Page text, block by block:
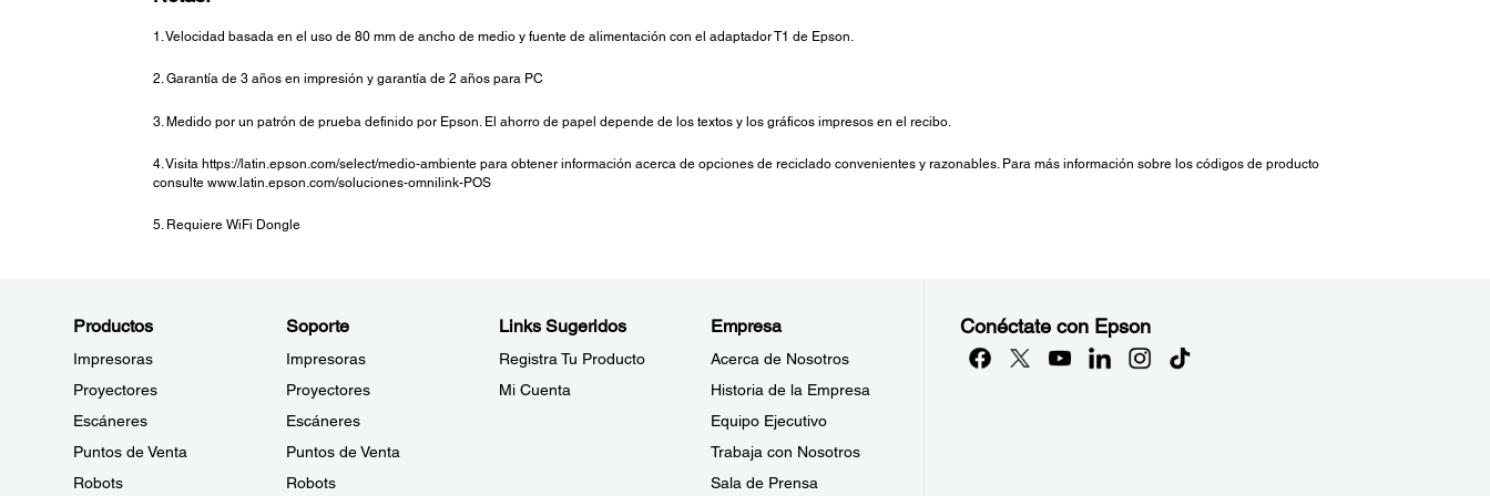
1. Velocidad basada en el uso de 80 mm de ancho de medio y fuente de alimentación con el adaptador T1 de Epson.
2. Garantía de 3 años en impresión y garantía de 2 años para PC
3. Medido por un patrón de prueba definido por Epson. El ahorro de papel depende de los textos y los gráficos impresos en el recibo.
4. Visita https://latin.epson.com/select/medio-ambiente para obtener información acerca de opciones de reciclado convenientes y razonables. Para más información sobre los códigos de producto
consulte www.latin.epson.com/soluciones-omnilink-POS
5. Requiere WiFi Dongle
Productos
Impresoras
Proyectores
Escáneres
Puntos de Venta
Robots
Soporte
Impresoras
Proyectores
Escáneres
Puntos de Venta
Robots
Links Sugeridos
Registra Tu Producto
Mi Cuenta
Empresa
Acerca de Nosotros
Historia de la Empresa
Equipo Ejecutivo
Trabaja con Nosotros
Sala de Prensa
Conéctate con Epson